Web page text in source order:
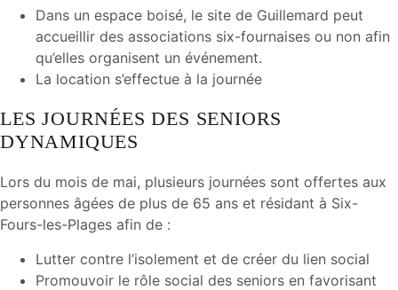
Dans un espace boisé, le site de Guillemard peut
accueillir des associations six-fournaises ou non afin
qu’elles organisent un événement.
La location s’effectue à la journée
LES JOURNÉES DES SENIORS
DYNAMIQUES
Lors du mois de mai, plusieurs journées sont offertes aux
personnes âgées de plus de 65 ans et résidant à Six-
Fours-les-Plages afin de :
Lutter contre l’isolement et de créer du lien social
Promouvoir le rôle social des seniors en favorisant